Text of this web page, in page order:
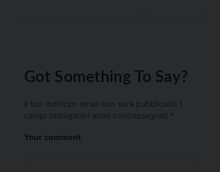
Got Something To Say?
Il tuo indirizzo email non sarà pubblicato.
campi obbligatori sono contrassegnati *
Your comment